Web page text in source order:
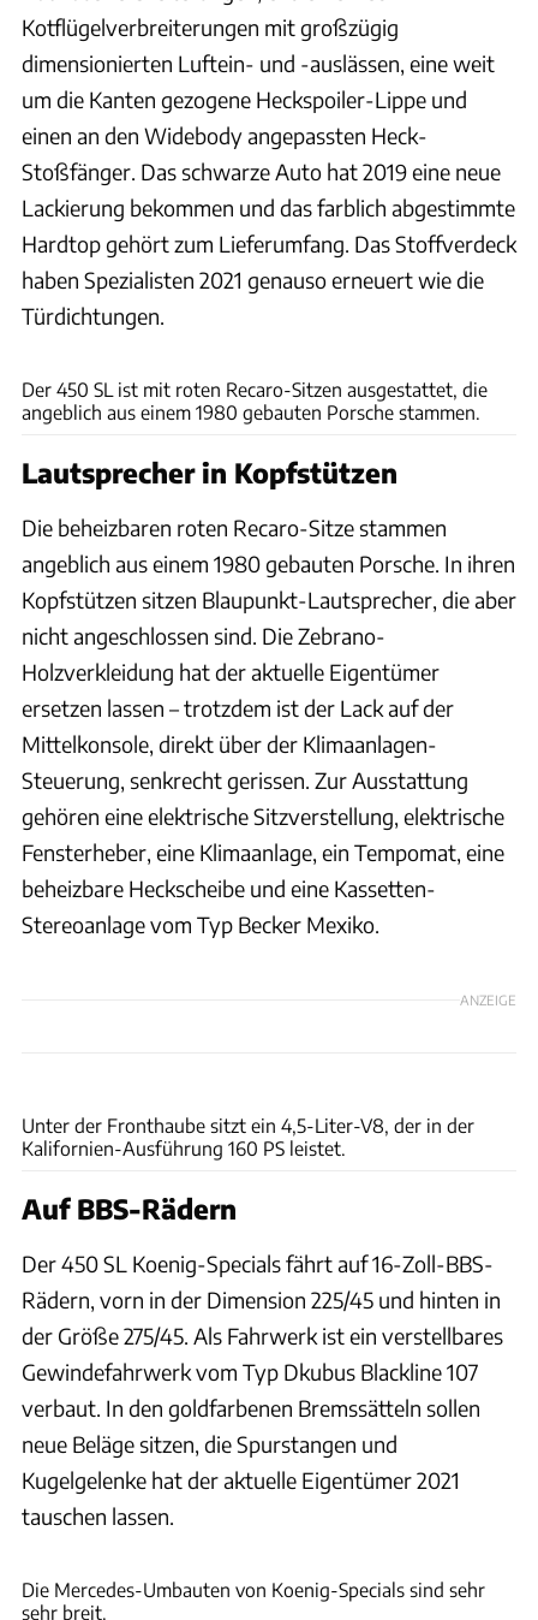
Kotflügelverbreiterungen mit großzügig
dimensionierten Luftein- und -auslässen, eine weit
um die Kanten gezogene Heckspoiler-Lippe und
einen an den Widebody angepassten Heck-
Stoßfänger. Das schwarze Auto hat 2019 eine neue
Lackierung bekommen und das farblich abgestimmte
Hardtop gehört zum Lieferumfang. Das Stoffverdeck
haben Spezialisten 2021 genauso erneuert wie die
Türdichtungen.
Der 450 SL ist mit roten Recaro-Sitzen ausgestattet, die
angeblich aus einem 1980 gebauten Porsche stammen.
Lautsprecher in Kopfstützen
Die beheizbaren roten Recaro-Sitze stammen
angeblich aus einem 1980 gebauten Porsche. In ihren
Kopfstützen sitzen Blaupunkt-Lautsprecher, die aber
nicht angeschlossen sind. Die Zebrano-
Holzverkleidung hat der aktuelle Eigentümer
ersetzen lassen – trotzdem ist der Lack auf der
Mittelkonsole, direkt über der Klimaanlagen-
Steuerung, senkrecht gerissen. Zur Ausstattung
gehören eine elektrische Sitzverstellung, elektrische
Fensterheber, eine Klimaanlage, ein Tempomat, eine
beheizbare Heckscheibe und eine Kassetten-
Stereoanlage vom Typ Becker Mexiko.
ANZEIGE
Unter der Fronthaube sitzt ein 4,5-Liter-V8, der in der
Kalifornien-Ausführung 160 PS leistet.
Auf BBS-Rädern
Der 450 SL Koenig-Specials fährt auf 16-Zoll-BBS-
Rädern, vorn in der Dimension 225/45 und hinten in
der Größe 275/45. Als Fahrwerk ist ein verstellbares
Gewindefahrwerk vom Typ Dkubus Blackline 107
verbaut. In den goldfarbenen Bremssätteln sollen
neue Beläge sitzen, die Spurstangen und
Kugelgelenke hat der aktuelle Eigentümer 2021
tauschen lassen.
Die Mercedes-Umbauten von Koenig-Specials sind sehr
sehr breit.